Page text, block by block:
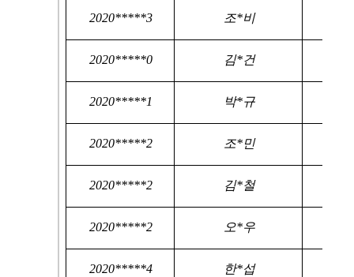
2020*****3 조*비
2020*****0 김*건
2020*****1 박*규
2020*****2 조*민
2020*****2 김*철
2020*****2 오*우
2020*****4 한*섭